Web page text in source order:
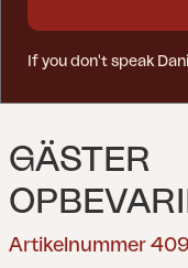
GÄSTER
Artikelnummer
If you don't speak